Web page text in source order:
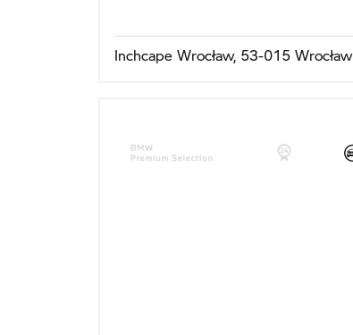
Inchcape Wrocław, 53-015 Wrocław